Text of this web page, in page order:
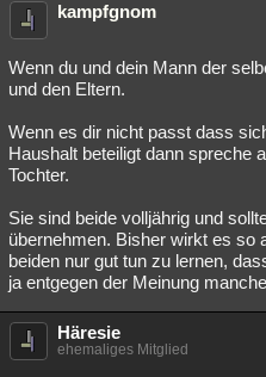
kampfgnom
Wenn du und dein Mann der
und den Eltern.
Wenn es dir nicht passt dass
Haushalt beteiligt dann spreche
Tochter.
Sie sind beide volljährig und
übernehmen. Bisher wirkt es so
beiden nur gut tun zu lernen,
ja entgegen der Meinung
Häresie
ehemaliges Mitglied